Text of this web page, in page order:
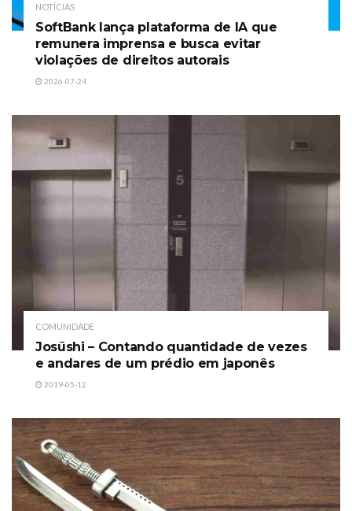
NOTÍCIAS
SoftBank lança plataforma de IA que
remunera imprensa e busca evitar
violações de direitos autorais
2026-07-24
COMUNIDADE
Josūshi – Contando quantidade de vezes
e andares de um prédio em japonês
2019-05-12